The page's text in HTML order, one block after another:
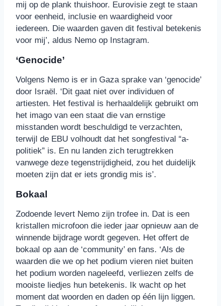
mij op de plank thuishoor. Eurovisie zegt te staan
voor eenheid, inclusie en waardigheid voor
iedereen. Die waarden gaven dit festival betekenis
voor mij’, aldus Nemo op Instagram.
‘Genocide’
Volgens Nemo is er in Gaza sprake van ‘genocide’
door Israël. ‘Dit gaat niet over individuen of
artiesten. Het festival is herhaaldelijk gebruikt om
het imago van een staat die van ernstige
misstanden wordt beschuldigd te verzachten,
terwijl de EBU volhoudt dat het songfestival “a-
politiek” is. En nu landen zich terugtrekken
vanwege deze tegenstrijdigheid, zou het duidelijk
moeten zijn dat er iets grondig mis is’.
Bokaal
Zodoende levert Nemo zijn trofee in. Dat is een
kristallen microfoon die ieder jaar opnieuw aan de
winnende bijdrage wordt gegeven. Het offert de
bokaal op aan de ‘community’ en fans. ‘Als de
waarden die we op het podium vieren niet buiten
het podium worden nageleefd, verliezen zelfs de
mooiste liedjes hun betekenis. Ik wacht op het
moment dat woorden en daden op één lijn liggen.